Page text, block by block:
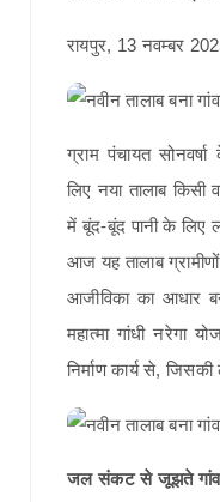
रायपुर, 13 नवम्बर
ग्राम पंचायत
लिए नया तालाब किसी
में बूंद-बूंद पानी के लिए
आज यह तालाब
आजीविका का आधार
महात्मा गांधी नरेगा
निर्माण कार्य से,
जल संकट से जूझते गांव